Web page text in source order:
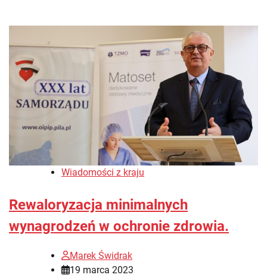
Wiadomości z kraju
Rewaloryzacja minimalnych
wynagrodzeń w ochronie zdrowia.
Marek Świdrak
19 marca 2023